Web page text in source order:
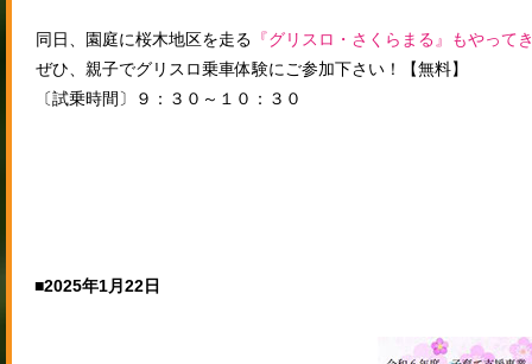
同日、園庭に桜木地区を走る 『グリスロ・さくらまる』もやって
ぜひ、親子でグリスロ乗車体験にご参加下さい！【無料】
〔試乗時間〕９：３０～１０：３０
■2025年1月22日